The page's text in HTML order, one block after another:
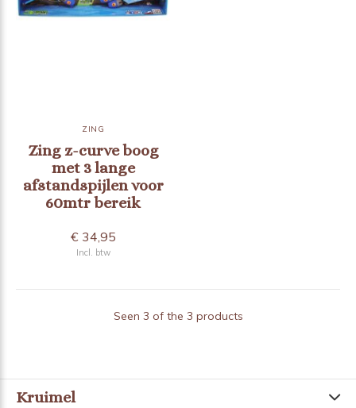
ZING
Zing z-curve boog
met 3 lange
afstandspijlen voor
60mtr bereik
€ 34,95
Incl. btw
Seen 3 of the 3 products
Kruimel